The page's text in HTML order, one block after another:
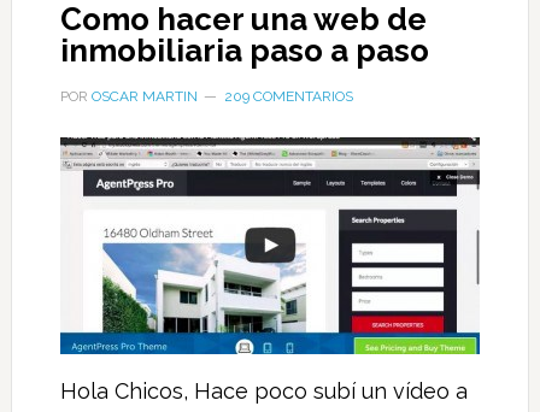
Como hacer una web de
inmobiliaria paso a paso
POR OSCAR MARTIN 209 COMENTARIOS
Hola Chicos, Hace poco subí un vídeo a